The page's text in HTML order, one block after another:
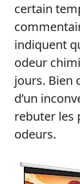
certain
indiquent
odeur
jours. Bien
d’un
rebuter les
odeurs.